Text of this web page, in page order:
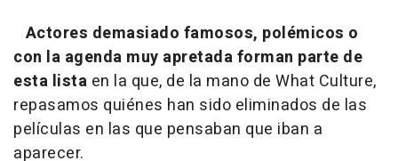
Actores demasiado famosos, polémicos o
con la agenda muy apretada forman parte de
esta lista en la que, de la mano de What Culture,
repasamos quiénes han sido eliminados de las
películas en las que pensaban que iban a
aparecer.